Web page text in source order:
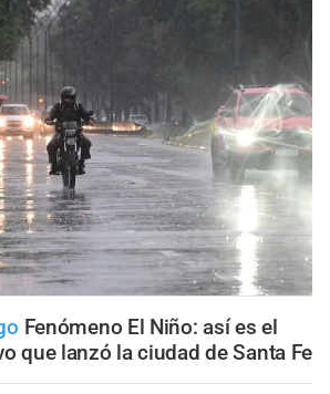
Fenómeno El Niño: así es el
que lanzó la ciudad de Santa Fe